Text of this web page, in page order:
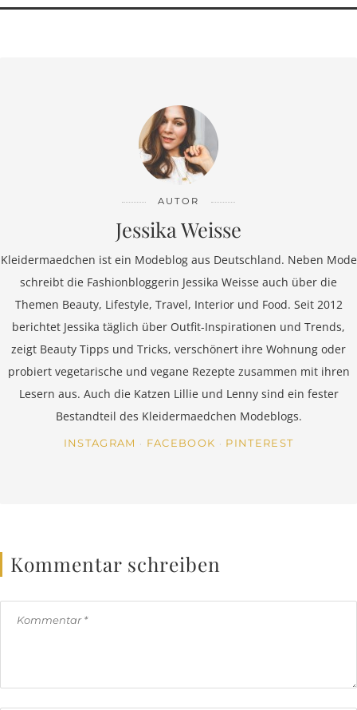
AUTOR
Jessika Weisse
Kleidermaedchen ist ein Modeblog aus Deutschland. Neben Mode
schreibt die Fashionbloggerin Jessika Weisse auch über die
Themen Beauty, Lifestyle, Travel, Interior und Food. Seit 2012
berichtet Jessika täglich über Outfit-Inspirationen und Trends,
zeigt Beauty Tipps und Tricks, verschönert ihre Wohnung oder
probiert vegetarische und vegane Rezepte zusammen mit ihren
Lesern aus. Auch die Katzen Lillie und Lenny sind ein fester
Bestandteil des Kleidermaedchen Modeblogs.
INSTAGRAM FACEBOOK PINTEREST
Kommentar schreiben